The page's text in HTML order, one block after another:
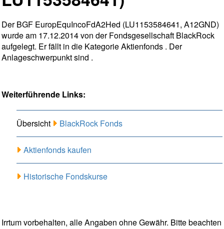
Der BGF EuropEquIncoFdA2Hed (LU1153584641, A12GND)
wurde am 17.12.2014 von der Fondsgesellschaft BlackRock
aufgelegt. Er fällt in die Kategorie Aktienfonds . Der
Anlageschwerpunkt sind .
Weiterführende Links:
Übersicht BlackRock Fonds
Aktienfonds kaufen
Historische Fondskurse
Irrtum vorbehalten, alle Angaben ohne Gewähr. Bitte beachten